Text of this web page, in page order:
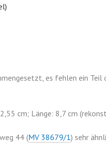
es fehlen ein Teil
cm; Länge: 8,7 cm
44 (MV 38679/1) sehr